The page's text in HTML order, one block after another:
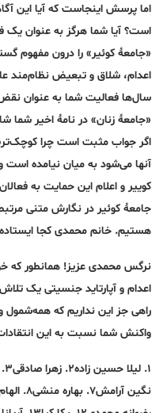
اما پرسش اینجاست که آیا این
است؟ آیا شما هرگز به عنوان یک
«جامعۀ کوئیر» را درون مفهوم
سال‌ها فعالیت شما به عنوان
«جامعۀ زنان» در نامۀ اخیر شما
اگر جواب مثبت است چرا
آنها می‌شود به میان نیامده
کوییر و اعلام این حمایت به
جامعۀ کوئیر در نگارش متنی
هستیم. خانم محمدی کجا
نرگس محمدی عزیز! همانطور که
اعدام و آپارتاید جنسیتی یک
راهی جز این نداریم که همه‌شمول
واکنش شما نسبت به این